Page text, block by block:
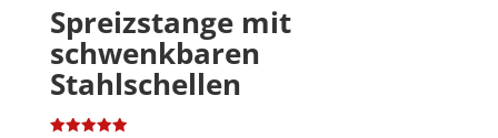
Spreizstange mit
schwenkbaren
Stahlschellen